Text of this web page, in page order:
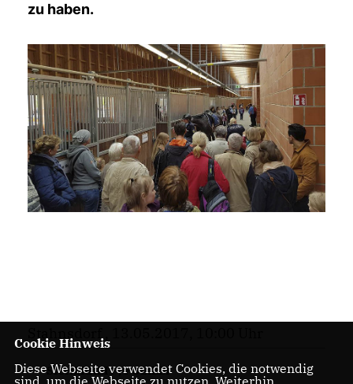
zu haben.
SICHERHEIT,POLIZEI
Cookie Hinweis
Diese Webseite verwendet Cookies, die notwendig
sind, um die Webseite zu nutzen. Weiterhin